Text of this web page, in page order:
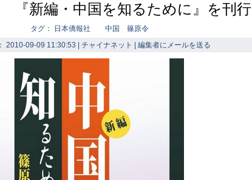
『新編・中国を知るために』を刊行
タグ： 日本僑報社 中国 篠原令
2010-09-09 11:30:53 | チャイナネット | 編集者にメールを送る